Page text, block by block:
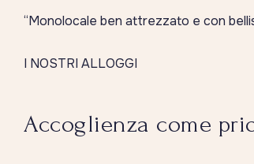
“Monolocale ben attrezzato e con
I NOSTRI ALLOGGI
Accoglienza come